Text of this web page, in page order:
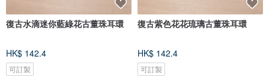
復古水滴迷你藍綠花古董珠耳環
HK$ 142.4
可訂製
復古紫色花花琉璃古董珠耳環
HK$ 142.4
可訂製